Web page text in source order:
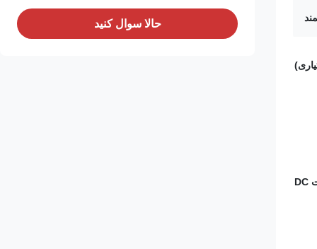
10 ولت ~ 30 ولت DC (منبع تغذیه 24 ولت DC
حالا سوال کنيد